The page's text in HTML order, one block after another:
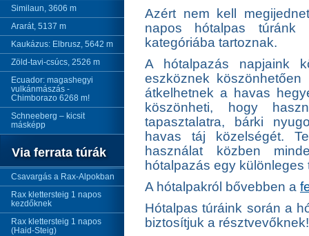
Similaun, 3606 m
Ararát, 5137 m
Kaukázus: Elbrusz, 5642 m
Zöld-tavi-csúcs, 2526 m
Ecuador: magashegyi
vulkánmászás -
Chimborazo 6268 m!
Schneeberg – kicsit
másképp
Via ferrata túrák
Csavargás a Rax-Alpokban
Rax klettersteig 1 napos
kezdőknek
Rax klettersteig 1 napos
(Haid-Steig)
Azért nem kell
napos hótalpas
kategóriába tartoznak.
A hótalpazás napjaink
eszköznek
átkelhetnek a havas
köszönheti, hogy
tapasztalatra, bárki
havas táj közelségét.
használat közben
hótalpazás egy különleges
A hótalpakról bővebben a
Hótalpas túráink során a
biztosítjuk a résztvevőknek!